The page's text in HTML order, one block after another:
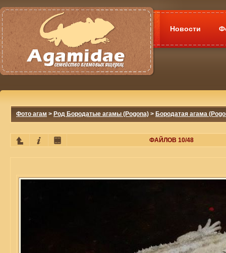
Новости
Фото агам > Род Бородатые агамы (Pogona) > Бородатая агама
ФАЙЛОВ 10/48